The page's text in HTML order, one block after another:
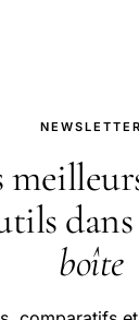
NEWSLETTER
dans
boîte